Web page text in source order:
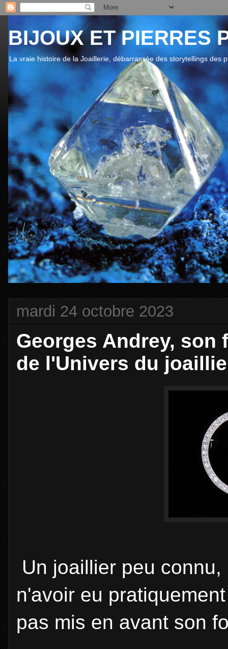
BIJOUX ET PIERRES
La vraie histoire de la Joaillerie, débarrassée des storytellings des
mardi 24 octobre 2023
Georges Andrey,
de l'Univers du
Un joaillier peu
n'avoir eu
pas mis en avant son